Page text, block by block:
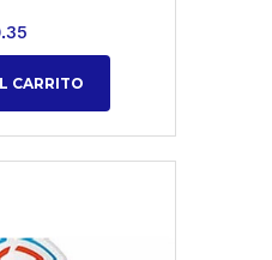
CARRITO